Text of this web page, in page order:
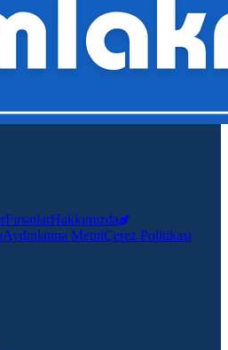
FırsatlarHakkımızda
Aydınlatma MetniÇerez Politikası